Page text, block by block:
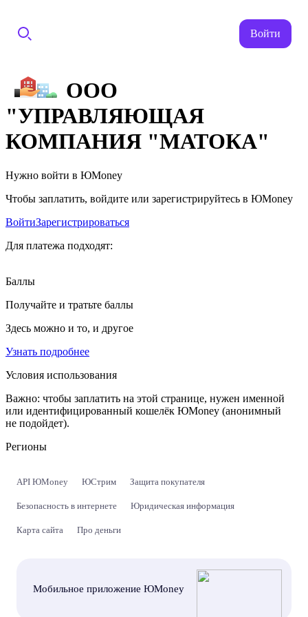
Войти
ООО
"УПРАВЛЯЮЩАЯ
КОМПАНИЯ "МАТОКА"
Нужно войти в ЮMoney
Чтобы заплатить, войдите или зарегистрируйтесь в ЮMoney
ВойтиЗарегистрироваться
Для платежа подходят:
Баллы
Получайте и тратьте баллы
Здесь можно и то, и другое
Узнать подробнее
Условия использования
Важно: чтобы заплатить на этой странице, нужен именной
или идентифицированный кошелёк ЮMoney (анонимный
не подойдет).
Регионы
API ЮMoney ЮСтрим Защита покупателя
Безопасность в интернете Юридическая информация
Карта сайта Про деньги
Мобильное приложение ЮMoney